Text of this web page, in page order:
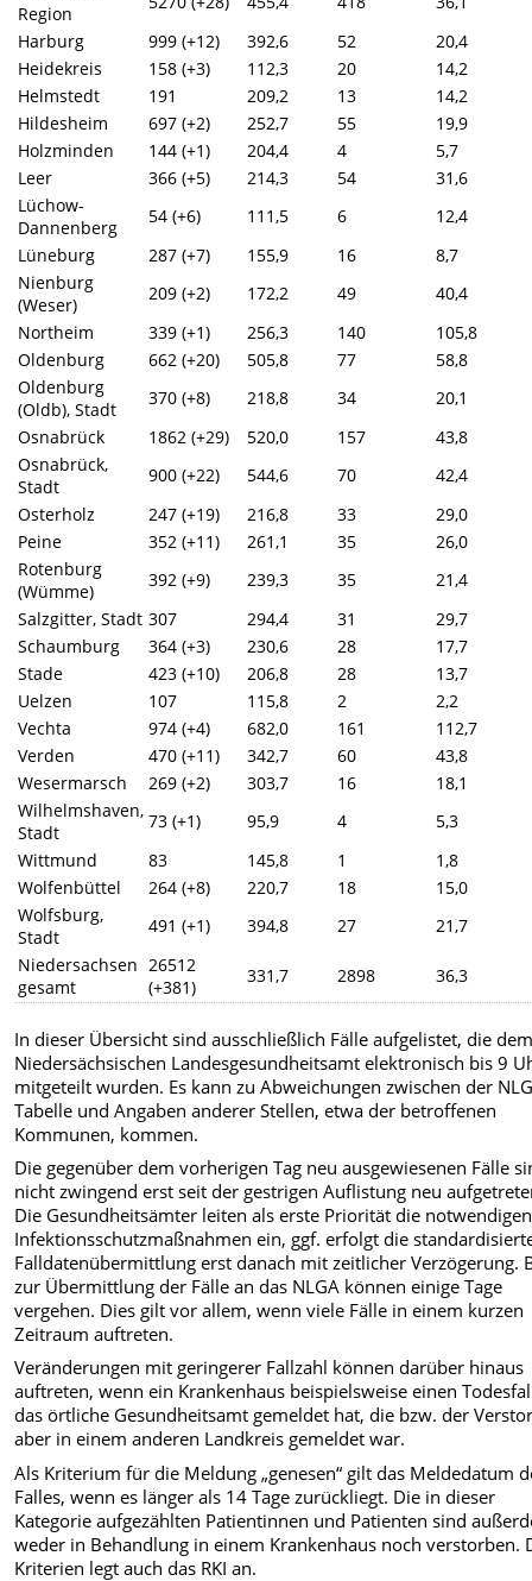
Region
Harburg
999 (+12) 392,6 52
20,4
Heidekreis
158 (+3) 112,3 20
14,2
Helmstedt
191 209,2 13
14,2
Hildesheim
697 (+2) 252,7 55
19,9
Holzminden
144 (+1) 204,4 4
5,7
Leer
366 (+5) 214,3 54
31,6
Lüchow-
Dannenberg
54 (+6) 111,5 6
12,4
Lüneburg
287 (+7) 155,9 16
8,7
Nienburg
(Weser)
209 (+2) 172,2 49
40,4
Northeim
339 (+1) 256,3 140
105,8
Oldenburg
662 (+20) 505,8 77
58,8
Oldenburg
(Oldb), Stadt
370 (+8) 218,8 34
20,1
Osnabrück
1862 (+29) 520,0 157
43,8
Osnabrück,
Stadt
900 (+22) 544,6 70
42,4
Osterholz
247 (+19) 216,8 33
29,0
Peine
352 (+11) 261,1 35
26,0
Rotenburg
(Wümme)
392 (+9) 239,3 35
21,4
Salzgitter, Stadt 307 294,4 31
29,7
Schaumburg
364 (+3) 230,6 28
17,7
Stade
423 (+10) 206,8 28
13,7
Uelzen
107 115,8 2
2,2
Vechta
974 (+4) 682,0 161
112,7
Verden
470 (+11) 342,7 60
43,8
Wesermarsch
269 (+2) 303,7 16
18,1
Wilhelmshaven,
Stadt
73 (+1) 95,9 4
5,3
Wittmund
83 145,8 1
1,8
Wolfenbüttel
264 (+8) 220,7 18
15,0
Wolfsburg,
Stadt
491 (+1) 394,8 27
21,7
Niedersachsen
gesamt
26512
(+381)
331,7 2898 36,3
In dieser Übersicht sind ausschließlich Fälle aufgelistet, die
Niedersächsischen Landesgesundheitsamt elektronisch bis 9
mitgeteilt wurden. Es kann zu Abweichungen zwischen der
Tabelle und Angaben anderer Stellen, etwa der betroffenen
Kommunen, kommen.
Die gegenüber dem vorherigen Tag neu ausgewiesenen Fälle
nicht zwingend erst seit der gestrigen Auflistung neu
Die Gesundheitsämter leiten als erste Priorität die notwendigen
Infektionsschutzmaßnahmen ein, ggf. erfolgt die
Falldatenübermittlung erst danach mit zeitlicher Verzögerung.
zur Übermittlung der Fälle an das NLGA können einige Tage
vergehen. Dies gilt vor allem, wenn viele Fälle in einem kurzen
Zeitraum auftreten.
Veränderungen mit geringerer Fallzahl können darüber hinaus
auftreten, wenn ein Krankenhaus beispielsweise einen
das örtliche Gesundheitsamt gemeldet hat, die bzw. der
aber in einem anderen Landkreis gemeldet war.
Als Kriterium für die Meldung „genesen“ gilt das Meldedatum
Falles, wenn es länger als 14 Tage zurückliegt. Die in dieser
Kategorie aufgezählten Patientinnen und Patienten sind
weder in Behandlung in einem Krankenhaus noch verstorben.
Kriterien legt auch das RKI an.